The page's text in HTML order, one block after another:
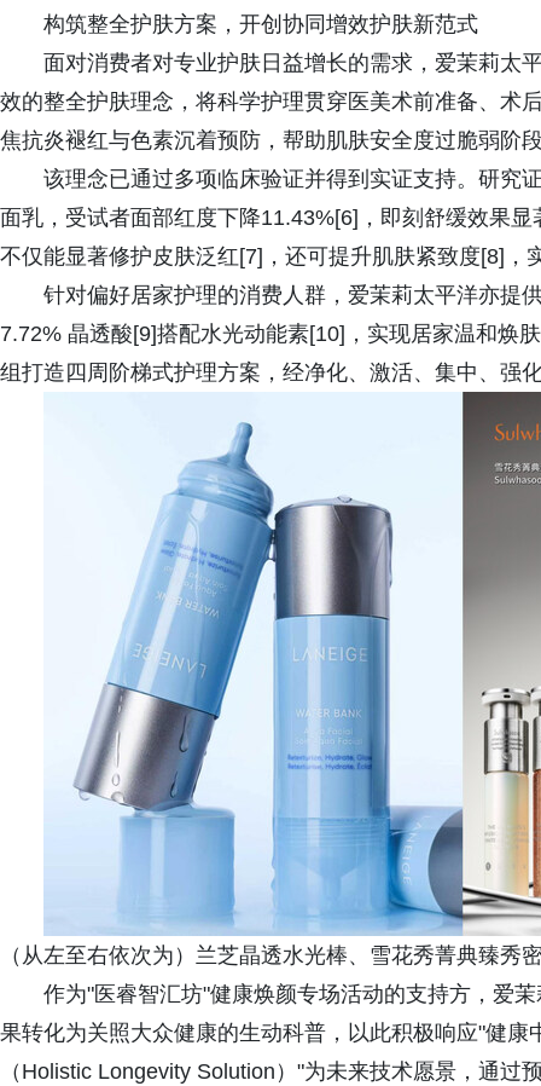
构筑整全护肤方案，开创协同增效护肤新范式
面对消费者对专业护肤日益增长的需求，爱茉莉太
效的整全护肤理念，将科学护理贯穿医美术前准备、术
焦抗炎褪红与色素沉着预防，帮助肌肤安全度过脆弱阶
该理念已通过多项临床验证并得到实证支持。研究
面乳，受试者面部红度下降11.43%[6]，即刻舒缓效果
不仅能显著修护皮肤泛红[7]，还可提升肌肤紧致度[8]，
针对偏好居家护理的消费人群，爱茉莉太平洋亦提
7.72% 晶透酸[9]搭配水光动能素[10]，实现居家温和焕
组打造四周阶梯式护理方案，经净化、激活、集中、强
（从左至右依次为）兰芝晶透水光棒、雪花秀菁典臻秀
作为"医睿智汇坊"健康焕颜专场活动的支持方，爱
果转化为关照大众健康的生动科普，以此积极响应"健
（Holistic Longevity Solution）"为未来技术愿景，通